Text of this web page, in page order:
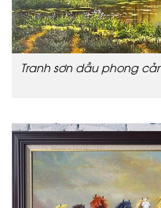
Tranh sơn dầu phong